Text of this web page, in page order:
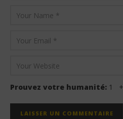
Prouvez votre humanité: 1